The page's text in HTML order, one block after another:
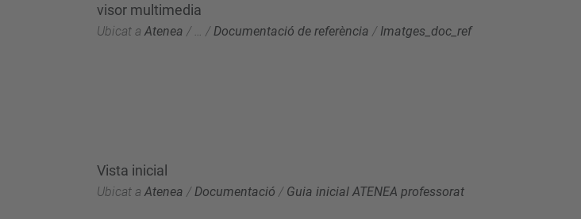
visor multimedia
Ubicat a Atenea / / Documentació de referència / Imatges_doc_ref
Vista inicial
Ubicat a Atenea /Documentació / Guia inicial ATENEA professorat